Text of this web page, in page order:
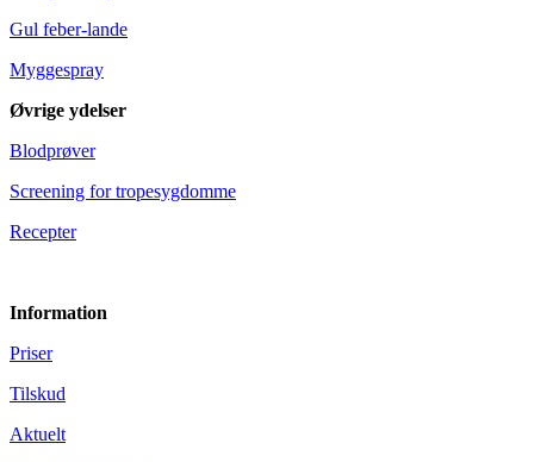
Gul feber-lande
Myggespray
Øvrige ydelser
Blodprøver
Screening for tropesygdomme
Recepter
Information
Priser
Tilskud
Aktuelt